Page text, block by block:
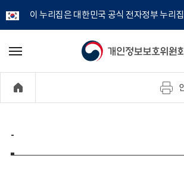
이 누리집은 대한민국 공식 전자정부 누리
개
정
보
메
기
-